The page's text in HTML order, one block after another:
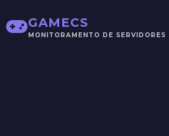
GAMECS
MONITORAMENTO DE